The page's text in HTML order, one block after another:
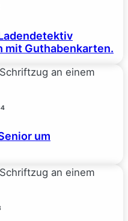
mit Guthabenkarten.
um